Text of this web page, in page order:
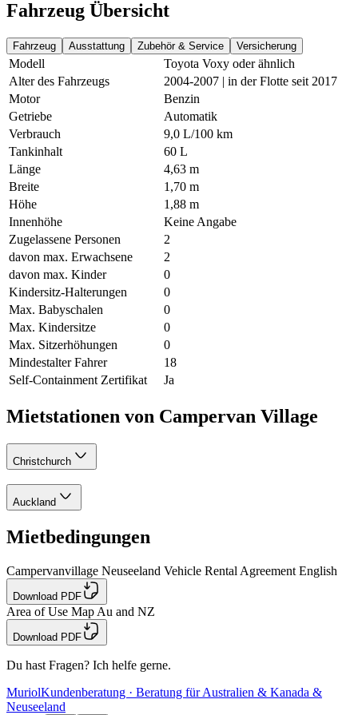
Fahrzeug Übersicht
Fahrzeug Ausstattung Zubehör & Service Versicherung
Modell
Toyota Voxy oder ähnlich
Alter des Fahrzeugs
2004-2007 | in der Flotte seit 2017
Motor
Benzin
Getriebe
Automatik
Verbrauch
9,0 L/100 km
Tankinhalt
60 L
Länge
4,63 m
Breite
1,70 m
Höhe
1,88 m
Innenhöhe
Keine Angabe
Zugelassene Personen
2
davon max. Erwachsene
2
davon max. Kinder
0
Kindersitz-Halterungen
0
Max. Babyschalen
0
Max. Kindersitze
0
Max. Sitzerhöhungen
0
Mindestalter Fahrer
18
Self-Containment Zertifikat
Ja
Mietstationen von Campervan Village
Christchurch
Auckland
Mietbedingungen
Campervanvillage Neuseeland Vehicle Rental Agreement English
Download PDF
Area of Use Map Au and NZ
Download PDF
Du hast Fragen? Ich helfe gerne.
MuriolKundenberatung · Beratung für Australien & Kanada &
Neuseeland